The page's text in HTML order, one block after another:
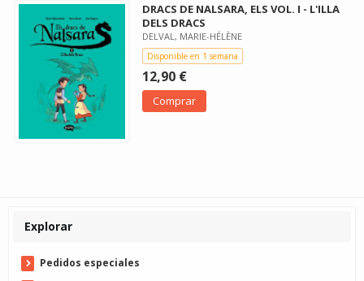
DRACS DE NALSARA, ELS VOL. I - L'ILLA
DELS DRACS
DELVAL, MARIE-HÉLÈNE
Disponible en 1 semana
12,90 €
Comprar
Explorar
Pedidos especiales